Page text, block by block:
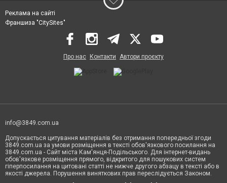
Реклама на сайті
Франшиза "CitySites"
Про нас Контакти Автори проєкту
info@3849.com.ua
Допускається цитування матеріалів без отримання попередньої згоди
3849.com.ua за умови розміщення в тексті обов'язкового посилання на
3849.com.ua - Сайт міста Кам'янця-Подільського. Для інтернет-видань
обов'язкове розміщення прямого, відкритого для пошукових систем
гіперпосилання на цитовані статті не нижче другого абзацу в тексті або в
якості джерела. Порушення виняткових прав переслідується Законом.